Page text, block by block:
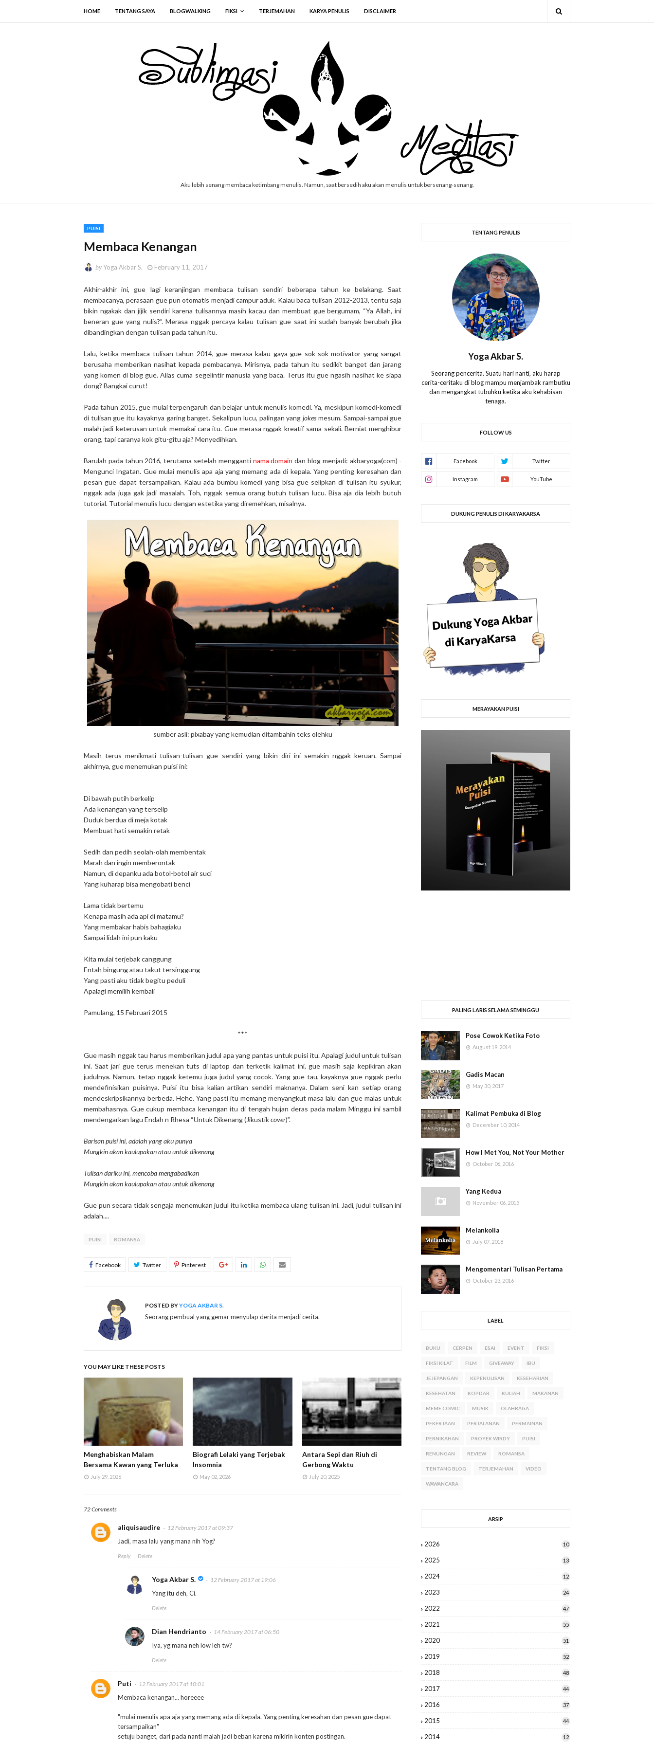
HOME TENTANG SAYA BLOGWALKING FIKSI TERJEMAHAN KARYA PENULIS DISCLAIMER
Aku lebih senang membaca ketimbang menulis. Namun, saat bersedih aku akan menulis untuk bersenang-senang.
PUISI
Membaca Kenangan
byYoga Akbar S. February 11, 2017
Akhir-akhir ini, gue lagi keranjingan membaca tulisan sendiri beberapa tahun ke belakang. Saat
membacanya, perasaan gue pun otomatis menjadi campur aduk. Kalau baca tulisan 2012-2013, tentu saja
bikin ngakak dan jijik sendiri karena tulisannya masih kacau dan membuat gue bergumam, “Ya Allah, ini
beneran gue yang nulis?”. Merasa nggak percaya kalau tulisan gue saat ini sudah banyak berubah jika
dibandingkan dengan tulisan pada tahun itu.
Lalu, ketika membaca tulisan tahun 2014, gue merasa kalau gaya gue sok-sok motivator yang sangat
berusaha memberikan nasihat kepada pembacanya. Mirisnya, pada tahun itu sedikit banget dan jarang
yang komen di blog gue. Alias cuma segelintir manusia yang baca. Terus itu gue ngasih nasihat ke siapa
dong? Bangkai curut!
Pada tahun 2015, gue mulai terpengaruh dan belajar untuk menulis komedi. Ya, meskipun komedi-komedi
di tulisan gue itu kayaknya garing banget. Sekalipun lucu, palingan yangjokes mesum. Sampai-sampai gue
malah jadi keterusan untuk memakai cara itu. Gue merasa nggak kreatif sama sekali. Berniat menghibur
orang, tapi caranya kok gitu-gitu aja? Menyedihkan.
Barulah pada tahun 2016, terutama setelah mengganti nama domain dan blog menjadi: akbaryoga(com) -
Mengunci Ingatan. Gue mulai menulis apa aja yang memang ada di kepala. Yang penting keresahan dan
pesan gue dapat tersampaikan. Kalau ada bumbu komedi yang bisa gue selipkan di tulisan itu syukur,
nggak ada juga gak jadi masalah. Toh, nggak semua orang butuh tulisan lucu. Bisa aja dia lebih butuh
tutorial. Tutorial menulis lucu dengan estetika yang diremehkan, misalnya.
sumber asli: pixabay yang kemudian ditambahin teks olehku
Masih terus menikmati tulisan-tulisan gue sendiri yang bikin diri ini semakin nggak keruan. Sampai
akhirnya, gue menemukan puisi ini:
Di bawah putih berkelip
Ada kenangan yang terselip
Duduk berdua di meja kotak
Membuat hati semakin retak
Sedih dan pedih seolah-olah membentak
Marah dan ingin memberontak
Namun, di depanku ada botol-botol air suci
Yang kuharap bisa mengobati benci
Lama tidak bertemu
Kenapa masih ada api di matamu?
Yang membakar habis bahagiaku
Sampai lidah ini pun kaku
Kita mulai terjebak canggung
Entah bingung atau takut tersinggung
Yang pasti aku tidak begitu peduli
Apalagi memilih kembali
Pamulang, 15 Februari 2015
***
Gue masih nggak tau harus memberikan judul apa yang pantas untuk puisi itu. Apalagi judul untuk tulisan
ini. Saat jari gue terus menekan tuts di laptop dan terketik kalimat ini, gue masih saja kepikiran akan
judulnya. Namun, tetap nggak ketemu juga judul yang cocok. Yang gue tau, kayaknya gue nggak perlu
mendefinisikan puisinya. Puisi itu bisa kalian artikan sendiri maknanya. Dalam seni kan setiap orang
mendeskripsikannya berbeda. Hehe. Yang pasti itu memang menyangkut masa lalu dan gue malas untuk
membahasnya. Gue cukup membaca kenangan itu di tengah hujan deras pada malam Minggu ini sambil
mendengarkan lagu Endah n Rhesa “Untuk Dikenang (Jikustikcover)”.
Barisan puisi ini, adalah yang aku punya
Mungkin akan kaulupakan atau untuk dikenang
Tulisan dariku ini, mencoba mengabadikan
Mungkin akan kaulupakan atau untuk dikenang
Gue pun secara tidak sengaja menemukan judul itu ketika membaca ulang tulisan ini. Jadi, judul tulisan ini
adalah....
PUISI ROMANSA
POSTED BYYOGA AKBAR S.
Seorang pembual yang gemar menyulap derita menjadi cerita.
YOU MAY LIKE THESE POSTS
Menghabiskan Malam
Bersama Kawan yang Terluka
July 29, 2026
Biografi Lelaki yang Terjebak
Insomnia
May 02, 2026
Antara Sepi dan Riuh di
Gerbong Waktu
July 20, 2025
72 Comments
aliquisaudire 12 February 2017 at 09:37
Jadi, masa lalu yang mana nih Yog?
Reply Delete
Yoga Akbar S. 12 February 2017 at 19:06
Yang itu deh, Ci.
Delete
Dian Hendrianto 14 February 2017 at 06:50
Iya, yg mana neh low leh tw?
Delete
Puti 12 February 2017 at 10:01
Membaca kenangan... horeeee
"mulai menulis apa aja yang memang ada di kepala. Yang penting keresahan dan pesan gue dapat
tersampaikan"
setuju banget, dari pada nanti malah jadi beban karena mikirin konten postingan.
TENTANG PENULIS
Yoga Akbar S.
Seorang pencerita. Suatu hari nanti, aku harap
cerita-ceritaku di blog mampu menjambak rambutku
dan mengangkat tubuhku ketika aku kehabisan
tenaga.
FOLLOW US
DUKUNG PENULIS DI KARYAKARSA
MERAYAKAN PUISI
PALING LARIS SELAMA SEMINGGU
Pose Cowok Ketika Foto
August 19, 2014
Gadis Macan
May 30, 2017
Kalimat Pembuka di Blog
December 10, 2014
How I Met You, Not Your Mother
October 06, 2016
Yang Kedua
November 06, 2015
Melankolia
July 07, 2018
Mengomentari Tulisan Pertama
October 23, 2016
LABEL
BUKU CERPEN ESAI EVENT FIKSI
FIKSI KILAT FILM GIVEAWAY IBU
JEJEPANGAN KEPENULISAN KESEHARIAN
KESEHATAN KOPDAR KULIAH MAKANAN
MEME COMIC MUSIK OLAHRAGA
PEKERJAAN PERJALANAN PERMAINAN
PERNIKAHAN PROYEK WIRDY PUISI
RENUNGAN REVIEW ROMANSA
TENTANG BLOG TERJEMAHAN VIDEO
WAWANCARA
ARSIP
2026 10
2025 13
2024 12
2023 24
2022 47
2021 55
2020 51
2019 52
2018 48
2017 44
2016 37
2015 44
2014 12